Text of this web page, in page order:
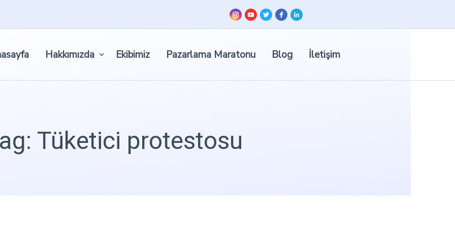
Hakkımızda Ekibimiz Pazarlama Maratonu Blog İletişim
Tüketici protestosu